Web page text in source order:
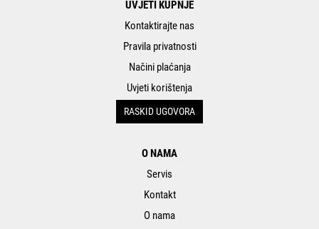
UVJETI KUPNJE
Kontaktirajte nas
Pravila privatnosti
Načini plaćanja
Uvjeti korištenja
RASKID UGOVORA
O NAMA
Servis
Kontakt
O nama